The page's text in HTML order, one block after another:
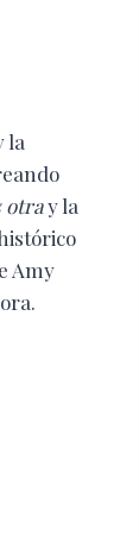
la
otray la
Amy